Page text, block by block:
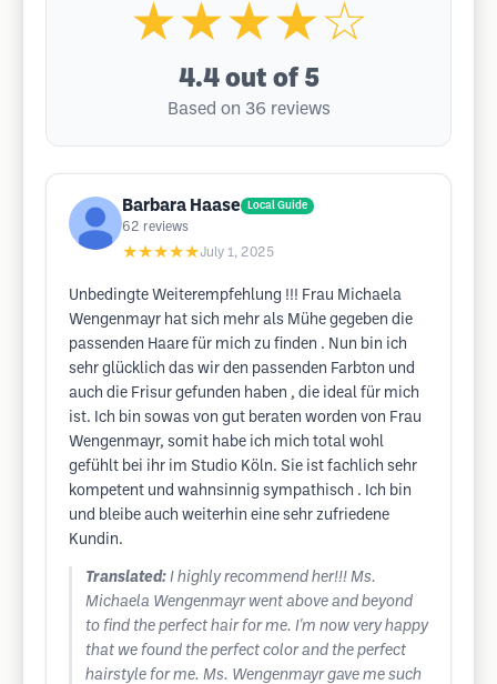
★★★★☆
4.4 out of 5
Based on 36 reviews
Barbara Haase Local Guide
62 reviews
★★★★★July 1, 2025
Unbedingte Weiterempfehlung !!! Frau Michaela
Wengenmayr hat sich mehr als Mühe gegeben die
passenden Haare für mich zu finden . Nun bin ich
sehr glücklich das wir den passenden Farbton und
auch die Frisur gefunden haben , die ideal für mich
ist. Ich bin sowas von gut beraten worden von Frau
Wengenmayr, somit habe ich mich total wohl
gefühlt bei ihr im Studio Köln. Sie ist fachlich sehr
kompetent und wahnsinnig sympathisch . Ich bin
und bleibe auch weiterhin eine sehr zufriedene
Kundin.
Translated: I highly recommend her!!! Ms.
Michaela Wengenmayr went above and beyond
to find the perfect hair for me. I'm now very happy
that we found the perfect color and the perfect
hairstyle for me. Ms. Wengenmayr gave me such